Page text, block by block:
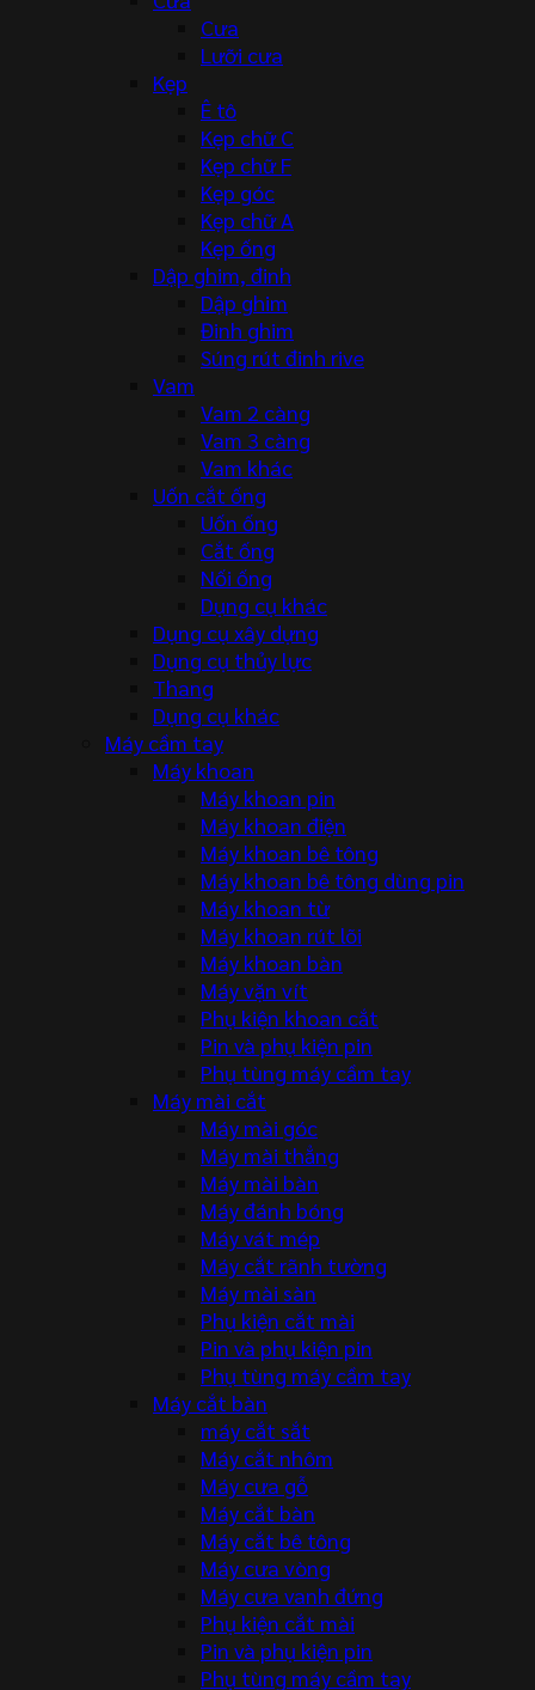
Cưa
Lưỡi cưa
Kẹp
Ê tô
Kẹp chữ C
Kẹp chữ F
Kẹp góc
Kẹp chữ A
Kẹp ống
Dập ghim, đinh
Dập ghim
Đinh ghim
Súng rút đinh rive
Vam
Vam 2 càng
Vam 3 càng
Vam khác
Uốn cắt ống
Uốn ống
Cắt ống
Nối ống
Dụng cụ khác
Dụng cụ xây dựng
Dụng cụ thủy lực
Thang
Dụng cụ khác
Máy cầm tay
Máy khoan
Máy khoan pin
Máy khoan điện
Máy khoan bê tông
Máy khoan bê tông dùng pin
Máy khoan từ
Máy khoan rút lõi
Máy khoan bàn
Máy vặn vít
Phụ kiện khoan cắt
Pin và phụ kiện pin
Phụ tùng máy cầm tay
Máy mài cắt
Máy mài góc
Máy mài thẳng
Máy mài bàn
Máy đánh bóng
Máy vát mép
Máy cắt rãnh tường
Máy mài sàn
Phụ kiện cắt mài
Pin và phụ kiện pin
Phụ tùng máy cầm tay
Máy cắt bàn
máy cắt sắt
Máy cắt nhôm
Máy cưa gỗ
Máy cắt bàn
Máy cắt bê tông
Máy cưa vòng
Máy cưa vanh đứng
Phụ kiện cắt mài
Pin và phụ kiện pin
Phụ tùng máy cầm tay